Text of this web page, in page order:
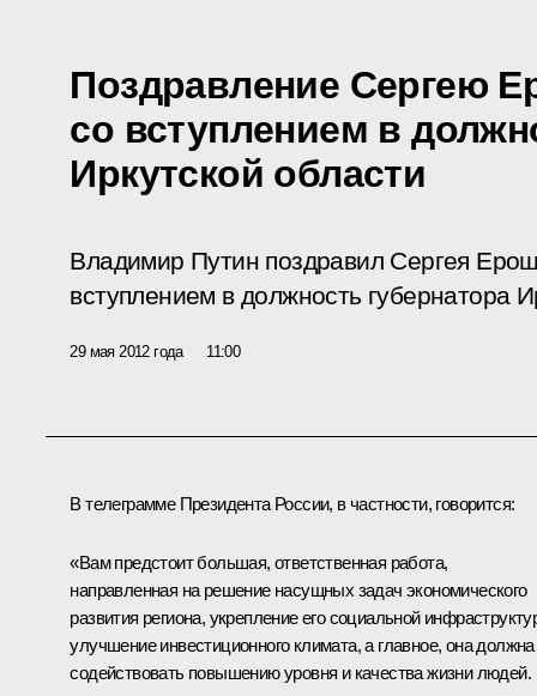
Поздравление Сергею
со вступлением в
Иркутской области
Владимир Путин поздравил Сергея
вступлением в должность губернатора
29 мая 2012 года 11:00
В телеграмме Президента России, в частности, говорится:
«Вам предстоит большая, ответственная работа,
направленная на решение насущных задач экономического
развития региона, укрепление его социальной
улучшение инвестиционного климата, а главное, она должна
содействовать повышению уровня и качества жизни людей.